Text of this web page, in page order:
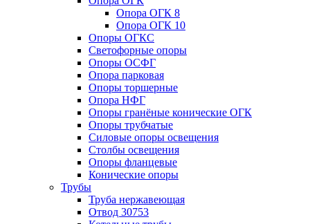
Опора ОГК 8
Опора ОГК 10
Опоры ОГКС
Светофорные опоры
Опоры ОСФГ
Опора парковая
Опоры торшерные
Опора НФГ
Опоры гранёные конические ОГК
Опоры трубчатые
Силовые опоры освещения
Столбы освещения
Опоры фланцевые
Конические опоры
Трубы
Труба нержавеющая
Отвод 30753